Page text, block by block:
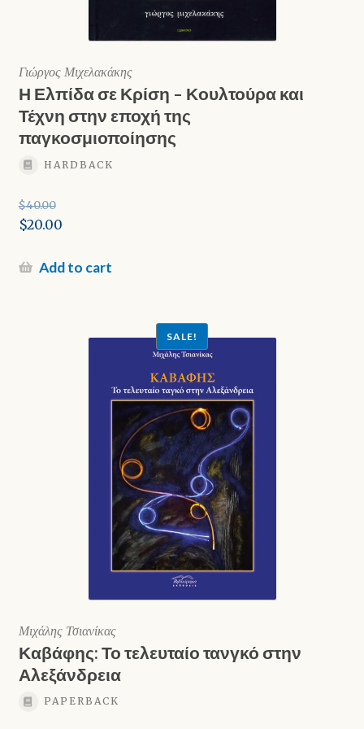
Γιώργος Μιχελακάκης
Η Ελπίδα σε Κρίση – Κουλτούρα και
Τέχνη στην εποχή της
παγκοσμιοποίησης
HARDBACK
$40.00
Original
was:
$20.00
priceAdd to cart
Μιχάλης Τσιανίκας
Καβάφης: Το τελευταίο τανγκό στην
Αλεξάνδρεια
PAPERBACK
SALE!